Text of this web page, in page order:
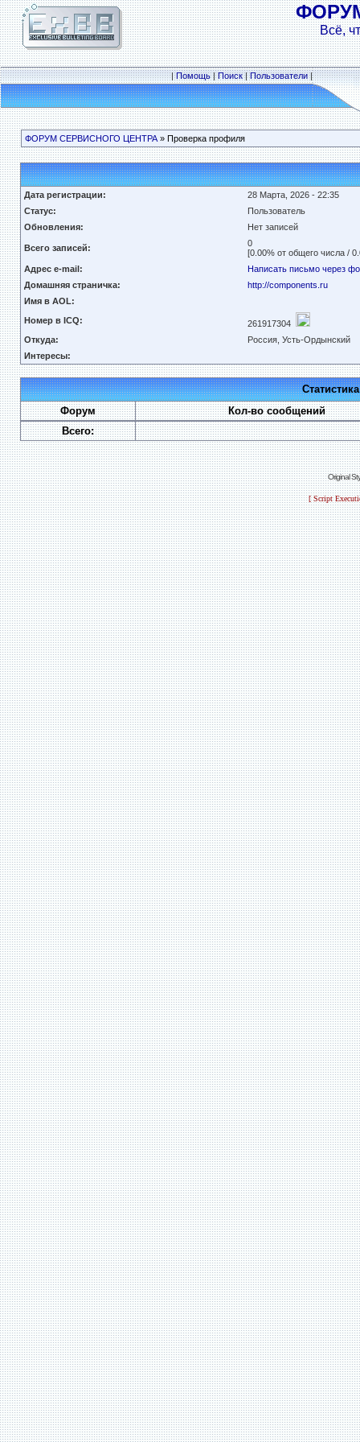
Всё,
|Помощь|Поиск|Пользователи|
ФОРУМ СЕРВИСНОГО ЦЕНТРА» Проверка профиля
Дата регистрации:
28 Марта, 2026 - 22:35
Статус:
Пользователь
Обновления:
Нет записей
Всего записей:
0
[0.00% от общего числа /
Адрес e-mail:
Написать письмо через
Домашняя страничка:
http://components.ru
Имя в AOL:
Номер в ICQ:
261917304
Откуда:
Россия, Усть-Ордынский
Интересы:
Форум
Кол-во сообщений
Всего:
Original
[ Script